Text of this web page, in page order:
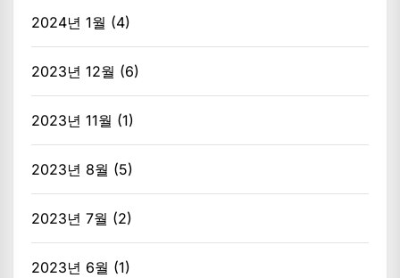
2024년 1월 (4)
2023년 12월 (6)
2023년 11월 (1)
2023년 8월 (5)
2023년 7월 (2)
2023년 6월 (1)